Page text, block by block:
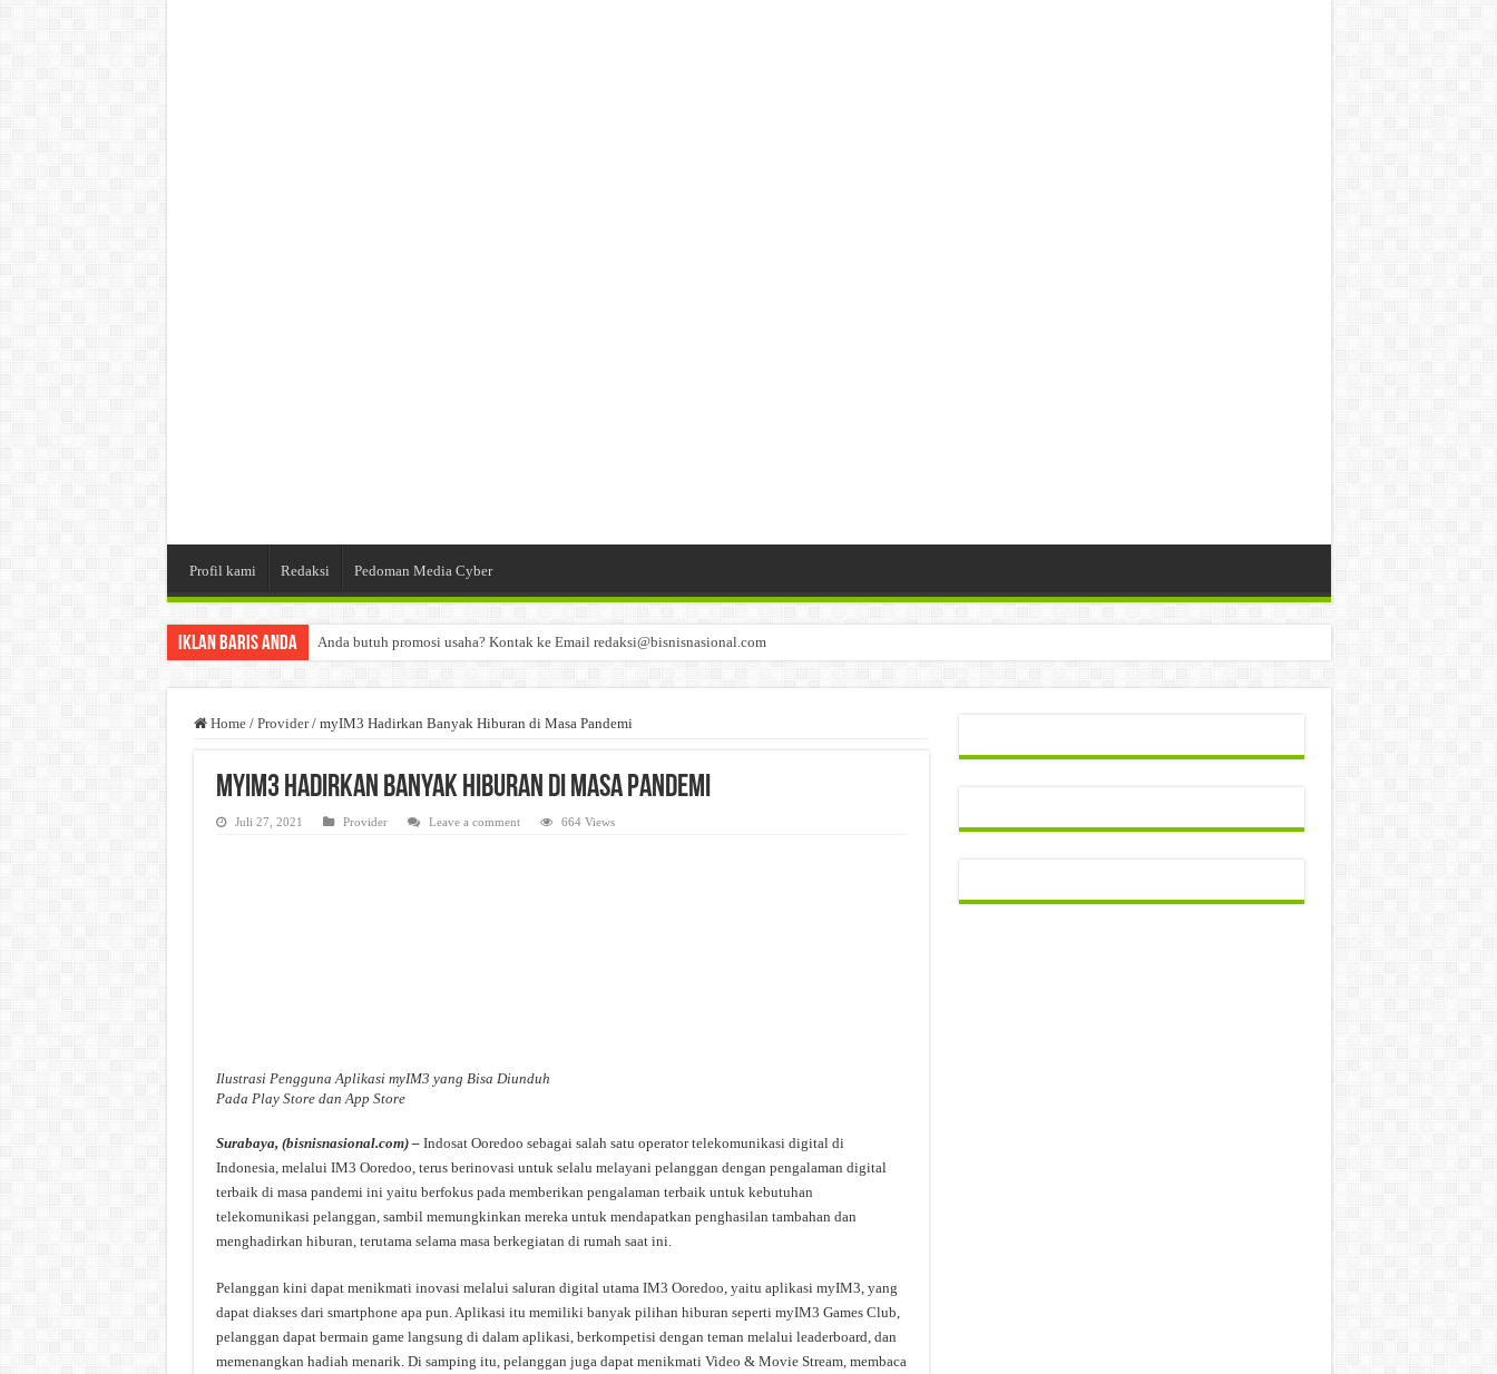
Profil kami Redaksi Pedoman Media Cyber
Iklan Baris Anda Anda butuh promosi usaha? Kontak ke Email redaksi@bisnisnasional.com
Home / Provider / myIM3 Hadirkan Banyak Hiburan di Masa Pandemi
myIM3 Hadirkan Banyak Hiburan di Masa Pandemi
Juli 27, 2021 Provider Leave a comment 664 Views
Ilustrasi Pengguna Aplikasi myIM3 yang Bisa Diunduh
Pada Play Store dan App Store
Surabaya, (bisnisnasional.com) – Indosat Ooredoo sebagai salah satu operator telekomunikasi digital di
Indonesia, melalui IM3 Ooredoo, terus berinovasi untuk selalu melayani pelanggan dengan pengalaman digital
terbaik di masa pandemi ini yaitu berfokus pada memberikan pengalaman terbaik untuk kebutuhan
telekomunikasi pelanggan, sambil memungkinkan mereka untuk mendapatkan penghasilan tambahan dan
menghadirkan hiburan, terutama selama masa berkegiatan di rumah saat ini.
Pelanggan kini dapat menikmati inovasi melalui saluran digital utama IM3 Ooredoo, yaitu aplikasi myIM3, yang
dapat diakses dari smartphone apa pun. Aplikasi itu memiliki banyak pilihan hiburan seperti myIM3 Games Club,
pelanggan dapat bermain game langsung di dalam aplikasi, berkompetisi dengan teman melalui leaderboard, dan
memenangkan hadiah menarik. Di samping itu, pelanggan juga dapat menikmati Video & Movie Stream, membaca